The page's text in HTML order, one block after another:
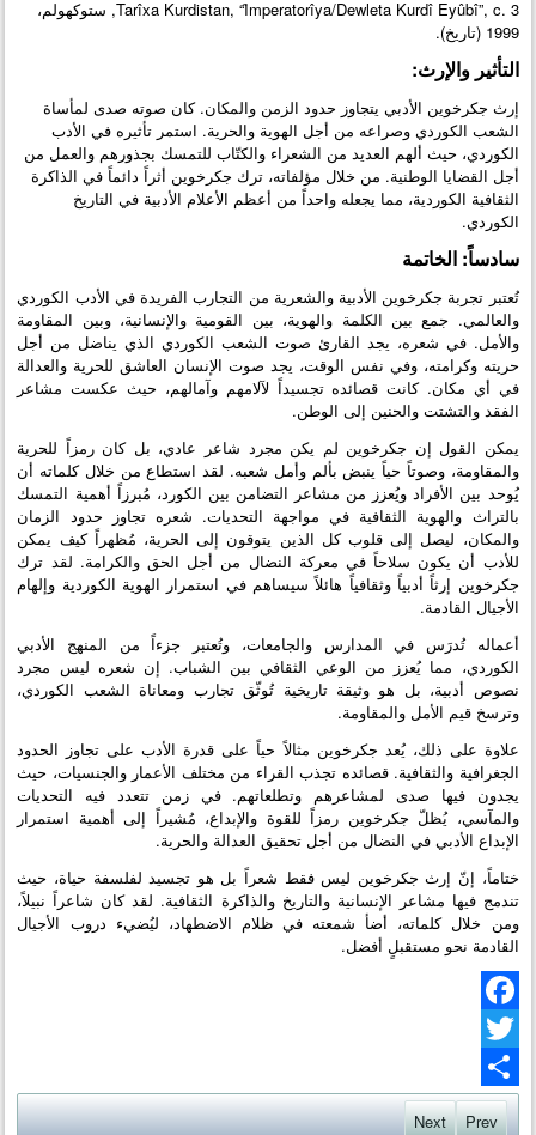
Tarîxa Kurdistan, “Ȋmperatorîya/Dewleta Kurdî Eyûbî”, c. 3, ستوكهولم،
1999 (تاريخ).
التأثير والإرث:
إرث جكرخوين الأدبي يتجاوز حدود الزمن والمكان. كان صوته صدى لمأساة
الشعب الكوردي وصراعه من أجل الهوية والحرية. استمر تأثيره في الأدب
الكوردي، حيث ألهم العديد من الشعراء والكتّاب للتمسك بجذورهم والعمل من
أجل القضايا الوطنية. من خلال مؤلفاته، ترك جكرخوين أثراً دائماً في الذاكرة
الثقافية الكوردية، مما يجعله واحداً من أعظم الأعلام الأدبية في التاريخ
الكوردي.
سادساً: الخاتمة
تُعتبر تجربة جكرخوين الأدبية والشعرية من التجارب الفريدة في الأدب الكوردي
والعالمي. جمع بين الكلمة والهوية، بين القومية والإنسانية، وبين المقاومة
والأمل. في شعره، يجد القارئ صوت الشعب الكوردي الذي يناضل من أجل
حريته وكرامته، وفي نفس الوقت، يجد صوت الإنسان العاشق للحرية والعدالة
في أي مكان. كانت قصائده تجسيداً لآلامهم وآمالهم، حيث عكست مشاعر
الفقد والتشتت والحنين إلى الوطن.
يمكن القول إن جكرخوين لم يكن مجرد شاعر عادي، بل كان رمزاً للحرية
والمقاومة، وصوتاً حياً ينبض بألم وأمل شعبه. لقد استطاع من خلال كلماته أن
يُوحد بين الأفراد ويُعزز من مشاعر التضامن بين الكورد، مُبرزاً أهمية التمسك
بالتراث والهوية الثقافية في مواجهة التحديات. شعره تجاوز حدود الزمان
والمكان، ليصل إلى قلوب كل الذين يتوقون إلى الحرية، مُظهراً كيف يمكن
للأدب أن يكون سلاحاً في معركة النضال من أجل الحق والكرامة. لقد ترك
جكرخوين إرثاً أدبياً وثقافياً هائلاً سيساهم في استمرار الهوية الكوردية وإلهام
الأجيال القادمة.
أعماله تُدرَس في المدارس والجامعات، وتُعتبر جزءاً من المنهج الأدبي
الكوردي، مما يُعزز من الوعي الثقافي بين الشباب. إن شعره ليس مجرد
نصوص أدبية، بل هو وثيقة تاريخية تُوثّق تجارب ومعاناة الشعب الكوردي،
وترسخ قيم الأمل والمقاومة.
علاوة على ذلك، يُعد جكرخوين مثالاً حياً على قدرة الأدب على تجاوز الحدود
الجغرافية والثقافية. قصائده تجذب القراء من مختلف الأعمار والجنسيات، حيث
يجدون فيها صدى لمشاعرهم وتطلعاتهم. في زمن تتعدد فيه التحديات
والمآسي، يُظلّ جكرخوين رمزاً للقوة والإبداع، مُشيراً إلى أهمية استمرار
الإبداع الأدبي في النضال من أجل تحقيق العدالة والحرية.
ختاماً، إنّ إرث جكرخوين ليس فقط شعراً بل هو تجسيد لفلسفة حياة، حيث
تندمج فيها مشاعر الإنسانية والتاريخ والذاكرة الثقافية. لقد كان شاعراً نبيلاً،
ومن خلال كلماته، أضأ شمعته في ظلام الاضطهاد، ليُضيء دروب الأجيال
القادمة نحو مستقبلٍ أفضل.
Facebook
Twitter
Share
Prev
Next